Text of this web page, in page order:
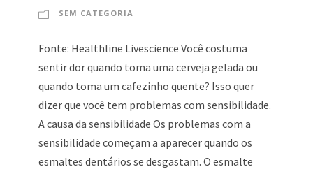
SEM CATEGORIA
Fonte: Healthline Livescience Você costuma
sentir dor quando toma uma cerveja gelada ou
quando toma um cafezinho quente? Isso quer
dizer que você tem problemas com sensibilidade.
A causa da sensibilidade Os problemas com a
sensibilidade começam a aparecer quando os
esmaltes dentários se desgastam. O esmalte